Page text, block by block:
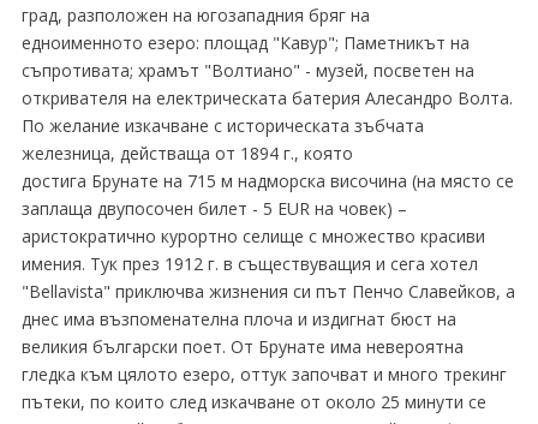
град, разположен на югозападния бряг на
едноименното езеро: площад "Кавур"; Паметникът на
съпротивата; храмът "Волтиано" - музей, посветен на
откривателя на електрическата батерия Алесандро Волта.
По желание изкачване с историческата зъбчата
железница, действаща от 1894 г., която
достига Брунате на 715 м надморска височина (на място се
заплаща двупосочен билет - 5 EUR на човек) –
аристократично курортно селище с множество красиви
имения. Тук през 1912 г. в съществуващия и сега хотел
"Bellavista" приключва жизнения си път Пенчо Славейков, а
днес има възпоменателна плоча и издигнат бюст на
великия български поет. От Брунате има невероятна
гледка към цялото езеро, оттук започват и много трекинг
пътеки, по които след изкачване от около 25 минути се